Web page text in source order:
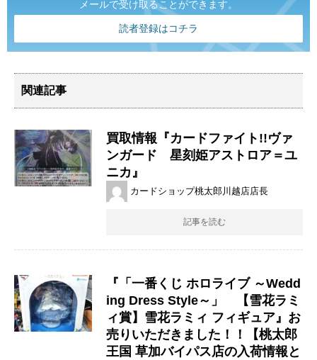
メールで受け取ることができます。
読者登録はコチラ
関連記事
買取情報『カードファイト!!ヴァ
ンガード 星刻姫アストロア＝ユ
ニカ』
カードショップ桃太郎川越店店長
記事を読む
『「一番くじ ​ホロライブ ​～Wedd
ing ​Dress ​Style～」 【雪花ラミ
ィ賞】雪花ラミィ フィギュア』お
売りいただきました！！【桃太郎
王国 草加バイパス店の入荷情報と